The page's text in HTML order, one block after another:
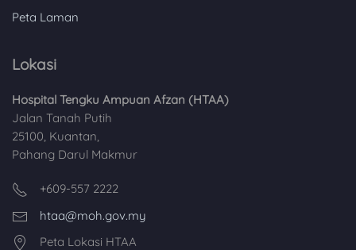
Peta Laman
Lokasi
Hospital Tengku Ampuan Afzan (HTAA)
Jalan Tanah Putih
25100, Kuantan,
Pahang Darul Makmur
+609-557 2222
htaa@moh.gov.my
Peta Lokasi HTAA